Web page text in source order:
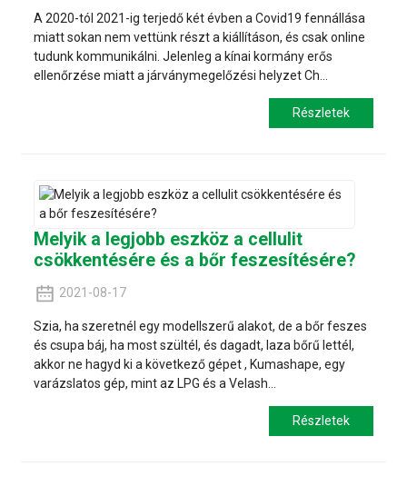
A 2020-tól 2021-ig terjedő két évben a Covid19 fennállása
miatt sokan nem vettünk részt a kiállításon, és csak online
tudunk kommunikálni. Jelenleg a kínai kormány erős
ellenőrzése miatt a járványmegelőzési helyzet Ch...
Részletek
Melyik a legjobb eszköz a cellulit
csökkentésére és a bőr feszesítésére?
2021-08-17
Szia, ha szeretnél egy modellszerű alakot, de a bőr feszes
és csupa báj, ha most szültél, és dagadt, laza bőrű lettél,
akkor ne hagyd ki a következő gépet , Kumashape, egy
varázslatos gép, mint az LPG és a Velash...
Részletek